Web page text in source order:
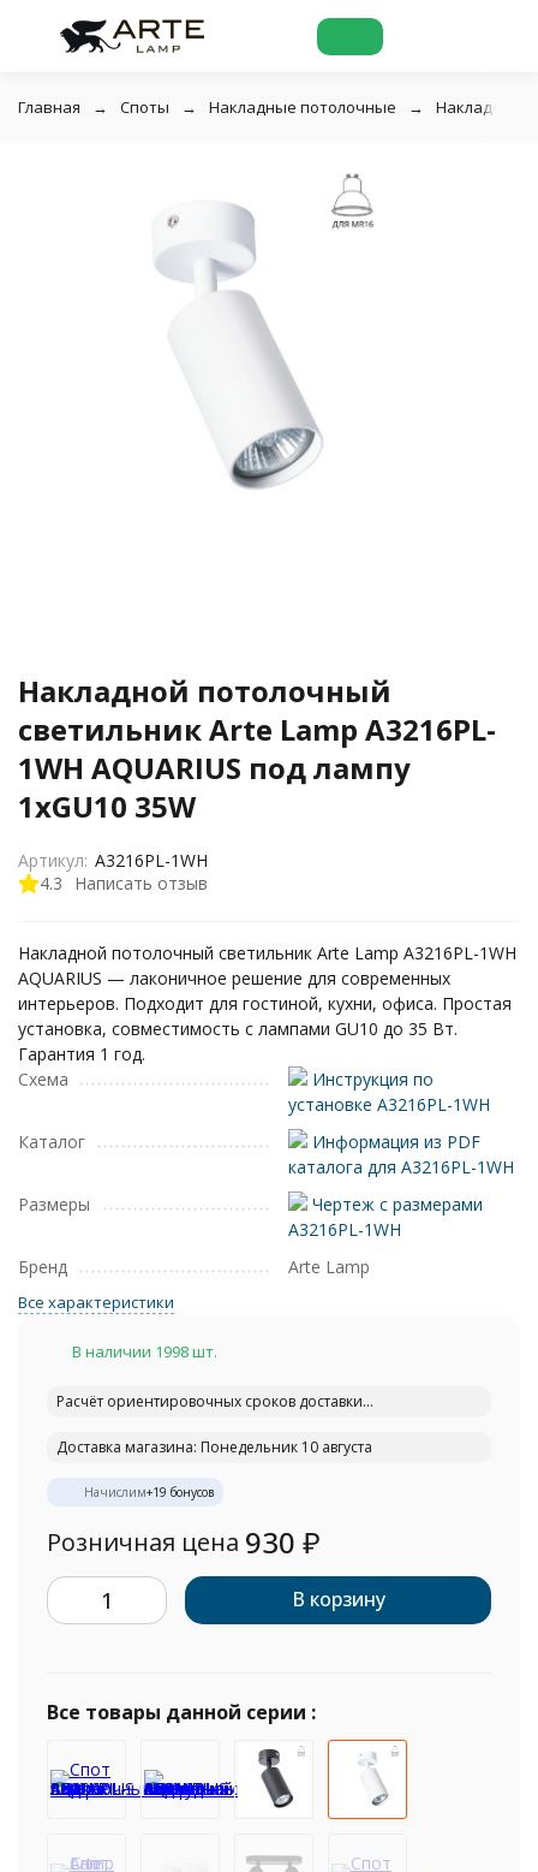
Главная Споты Накладные потолочные Накладной
Накладной потолочный
светильник Arte Lamp A3216PL-
1WH AQUARIUS под лампу
1xGU10 35W
4.3 Написать отзыв
Артикул: A3216PL-1WH
Накладной потолочный светильник Arte Lamp A3216PL-1WH
AQUARIUS — лаконичное решение для современных
интерьеров. Подходит для гостиной, кухни, офиса. Простая
установка, совместимость с лампами GU10 до 35 Вт.
Гарантия 1 год.
Схема
Инструкция по
установке A3216PL-1WH
Каталог
Информация из PDF
каталога для A3216PL-1WH
Размеры
Чертеж с размерами
A3216PL-1WH
Бренд
Arte Lamp
Все характеристики
В наличии 1998 шт.
Расчёт ориентировочных сроков доставки...
Доставка магазина: Понедельник 10 августа
Начислим+19 бонусов
Розничная цена 930 ₽
В корзину
Все товары данной серии :